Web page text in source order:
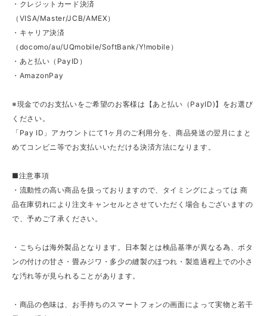
・クレジットカード決済
（VISA/Master/JCB/AMEX）
・キャリア決済
（docomo/au/UQmobile/SoftBank/Y!mobile）
・あと払い（PayID）
・AmazonPay
※現金でのお支払いをご希望のお客様は【あと払い（PayID)】をお選び
ください。
「Pay ID」アカウントにて1ヶ月のご利用分を、商品発送の翌月にまと
めてコンビニ等でお支払いいただける決済方法になります。
■注意事項
・流動性の高い商品を扱っておりますので、タイミングによっては 商
品在庫切れにより注文キャンセルとさせていただく場合もございますの
で、予めご了承ください。
・こちらは海外製品となります。日本製とは検品基準が異なる為、ボタ
ンの付けの甘さ・畳みジワ・多少の縫製のほつれ・製造過程上での小さ
な汚れ等が見られることがあります。
・商品の色味は、お手持ちのスマートフォンの画面によって実物と若干